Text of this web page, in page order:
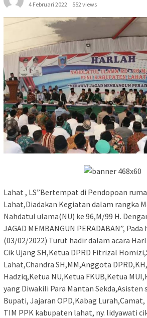
4 Februari 2022
552 views
Lahat , LS”Bertempat di Pendopoan
Lahat,Diadakan Kegiatan dalam rangka
Nahdatul ulama(NU) ke 96,M/99 H.
JAGAD MEMBANGUN PERADABAN”,
(03/02/2022) Turut hadir dalam acara
Cik Ujang SH,Ketua DPRD Fitrizal
Lahat,Chandra SH,MM,Anggota
Hadziq,Ketua NU,Ketua FKUB,Ketua
yang Diwakili Para Mantan Sekda,Asisten
Bupati, Jajaran OPD,Kabag
TIM PPK kabupaten lahat, ny. lidyawati